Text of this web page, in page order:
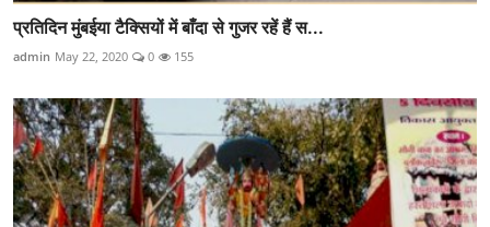
प्रतिदिन मुंबईया टैक्सियों में बाँदा से गुजर रहें हैं स...
admin May 22, 2020 0 155